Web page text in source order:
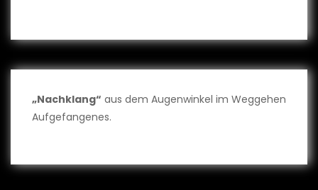
„Nachklang“ aus dem Augenwinkel im Weggehen
Aufgefangenes.